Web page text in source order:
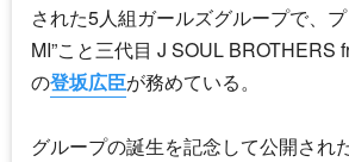
された5人組ガールズグループで、
MI”こと三代目 J SOUL BROTHERS
の登坂広臣が務めている。
グループの誕生を記念して公開され